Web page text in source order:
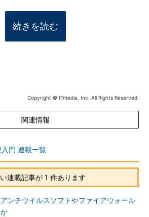
続きを読む
Copyright © ITmedia, Inc. All Rights Reserved.
関連情報
門 連載一覧
連載記事が 1 件あります
ンチウイルスソフトやファイアウォール